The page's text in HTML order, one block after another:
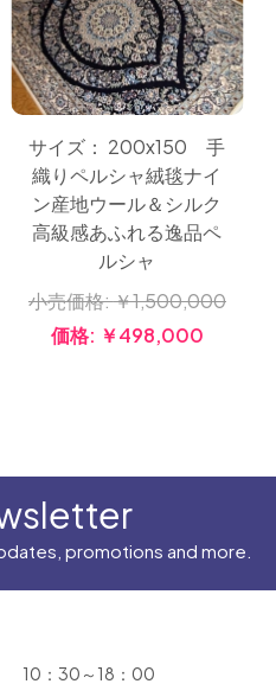
サイズ： 200x150 手
織りペルシャ絨毯ナイ
ン産地ウール＆シルク
高級感あふれる逸品ペ
ルシャ
小売価格:￥1,500,000
価格: ￥498,000
promotions and more.
10：30～18：00